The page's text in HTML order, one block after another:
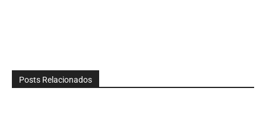
Posts Relacionados